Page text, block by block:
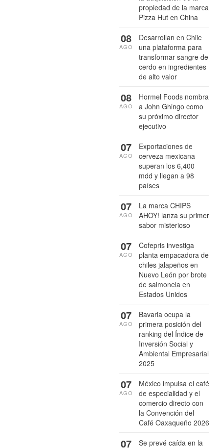
propiedad de la marca
Pizza Hut en China
Desarrollan en Chile
una plataforma para
transformar sangre de
cerdo en ingredientes
de alto valor
08
AGO
Hormel Foods nombra
a John Ghingo como
su próximo director
ejecutivo
08
AGO
Exportaciones de
cerveza mexicana
superan los 6,400
mdd y llegan a 98
países
07
AGO
La marca CHIPS
AHOY! lanza su primer
sabor misterioso
07
AGO
Cofepris investiga
planta empacadora de
chiles jalapeños en
Nuevo León por brote
de salmonela en
Estados Unidos
07
AGO
Bavaria ocupa la
primera posición del
ranking del Índice de
Inversión Social y
Ambiental Empresarial
2025
07
AGO
México impulsa el café
de especialidad y el
comercio directo con
la Convención del
Café Oaxaqueño 2026
07
AGO
Se prevé caída en la
07